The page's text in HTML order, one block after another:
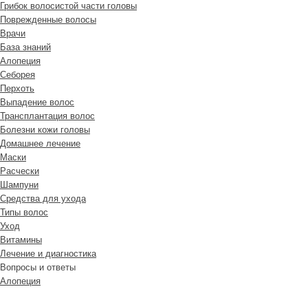
Грибок волосистой части головы
Поврежденные волосы
Врачи
База знаний
Алопеция
Себорея
Перхоть
Выпадение волос
Трансплантация волос
Болезни кожи головы
Домашнее лечение
Маски
Расчески
Шампуни
Средства для ухода
Типы волос
Уход
Витамины
Лечение и диагностика
Вопросы и ответы
Алопеция